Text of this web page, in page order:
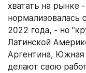
хватать на рынке
нормализовалась
2022 года, - но
Латинской
Аргентина,
делают свою